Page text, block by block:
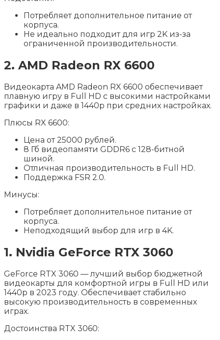
Потребляет дополнительное питание от
корпуса.
Не идеально подходит для игр 2K из-за
ограниченной производительности.
2. AMD Radeon RX 6600
Видеокарта AMD Radeon RX 6600 обеспечивает
плавную игру в Full HD с высокими настройками
графики и даже в 1440p при средних настройках.
Плюсы RX 6600:
Цена от 25000 рублей.
8 Гб видеопамяти GDDR6 с 128-битной
шиной.
Отличная производительность в Full HD.
Поддержка FSR 2.0.
Минусы:
Потребляет дополнительное питание от
корпуса.
Неподходящий выбор для игр в 4K.
1. Nvidia GeForce RTX 3060
GeForce RTX 3060 — лучший выбор бюджетной
видеокарты для комфортной игры в Full HD или
1440p в 2023 году. Обеспечивает стабильно
высокую производительность в современных
играх.
Достоинства RTX 3060: